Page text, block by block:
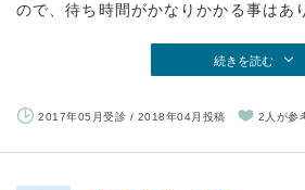
ので、待ち時間がかなりかかる事はあ
続きを読む
2017年05月受診 / 2018年04月投稿 2人が参